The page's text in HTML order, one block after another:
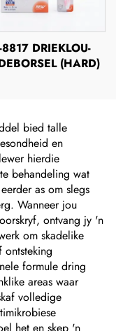
8817 DRIEKLOU-
(HARD)
bied talle
en
hierdie
behandeling wat
as om slegs
Wanneer jou
ontvang jy 'n
om skadelike
ontsteking
formule dring
areas waar
volledige